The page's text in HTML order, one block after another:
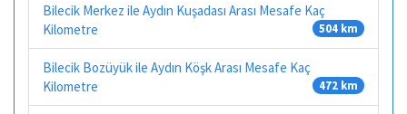
Bilecik Merkez ile Aydın Kuşadası Arası Mesafe Kaç
Kilometre
504 km
Bilecik Bozüyük ile Aydın Köşk Arası Mesafe Kaç
Kilometre
472 km